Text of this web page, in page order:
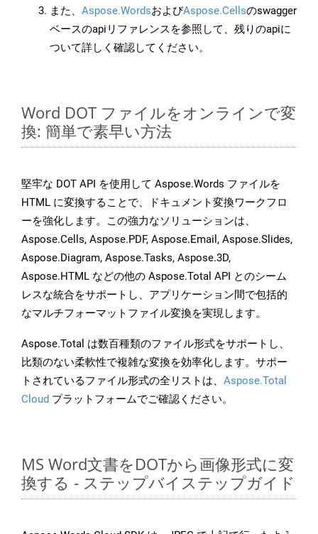
また、 Aspose.WordsおよびAspose.Cellsのswagger
ベースのapiリファレンスを参照して、残りのapiに
ついて詳しく確認してください。
Word DOT ファイルをオンラインで変
換: 簡単で素早い方法
堅牢な DOT API を使用して Aspose.Words ファイルを
HTML に変換することで、ドキュメント変換ワークフロ
ーを強化します。この強力なソリューションは、
Aspose.Cells, Aspose.PDF, Aspose.Email, Aspose.Slides,
Aspose.Diagram, Aspose.Tasks, Aspose.3D,
Aspose.HTML などの他の Aspose.Total API とのシーム
レスな統合をサポートし、アプリケーション間で包括的
なマルチフォーマットファイル変換を実現します。
Aspose.Total は数百種類のファイル形式をサポートし、
比類のない柔軟性で複雑な変換を効率化します。サポー
トされているファイル形式の全リストは、 Aspose.Total
Cloud プラットフォームでご確認ください。
MS Word文書をDOTから画像形式に変
換する - ステップバイステップガイド